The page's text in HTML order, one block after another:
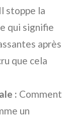
stoppe la
qui signifie
après
que cela
: Comment
un